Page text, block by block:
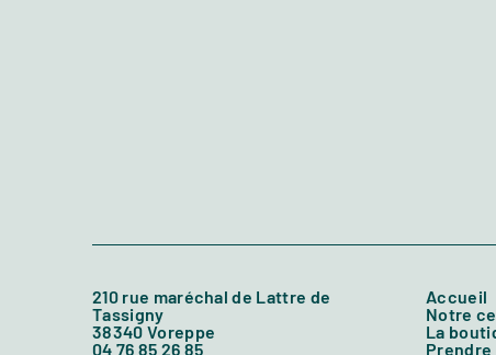
210 rue maréchal de Lattre de
Tassigny
38340 Voreppe
04 76 85 26 85
Accueil
Notre
La